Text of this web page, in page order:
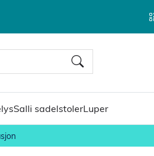
Salli sadelstolerLuper